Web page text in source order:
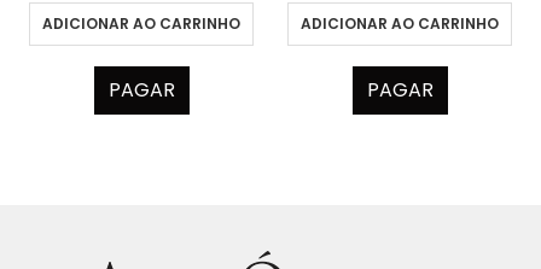
ADICIONAR AO CARRINHO
PAGAR
ADICIONAR AO CARRINHO
PAGAR